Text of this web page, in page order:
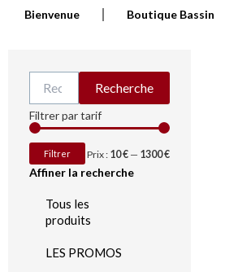
Bienvenue Boutique Bassin
pour :
Recherche
Filtrer par tarif
min
max
Filtrer Prix : 10 €— 1300 €
Affiner la recherche
Tous les
produits
LES PROMOS